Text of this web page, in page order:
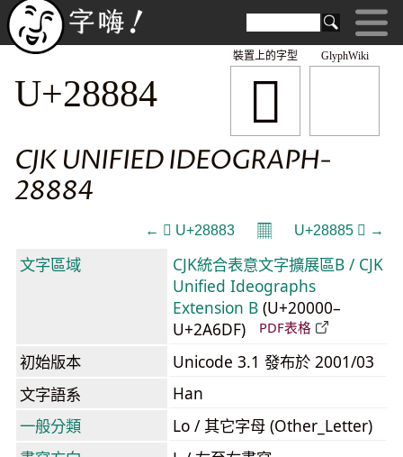
GlyphWiki
𨢄
裝置上的字型
U+28884
CJK UNIFIED IDEOGRAPH-
28884
← 𨢃 U+28883 𝄜 U+28885 𨢅 →
文字區域
CJK統合表意文字擴展區B / CJK
Unified Ideographs
Extension B (U+20000–
U+2A6DF)
PDF表格
初始版本
Unicode 3.1 發布於 2001/03
文字語系
Han
一般分類
Lo / 其它字母 (Other_Letter)